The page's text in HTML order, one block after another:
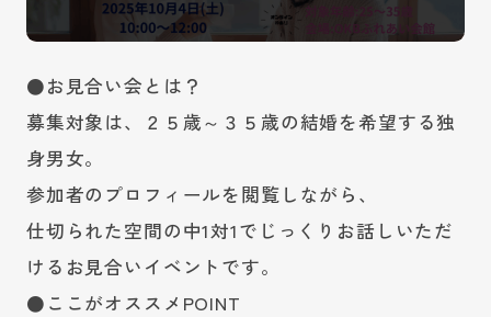
●お見合い会とは？
募集対象は、２５歳～３５歳の結婚を希望する独
身男女。
参加者のプロフィールを閲覧しながら、
仕切られた空間の中1対1でじっくりお話しいただ
けるお見合いイベントです。
●ここがオススメPOINT